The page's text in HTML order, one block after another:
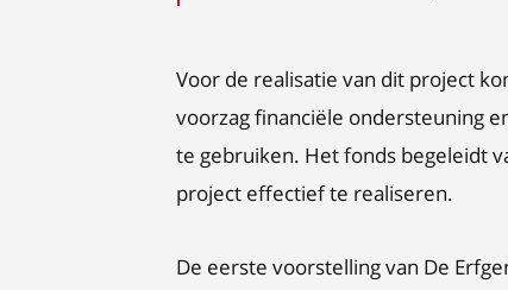
Voor de realisatie van dit project
voorzag financiële ondersteuning
te gebruiken. Het fonds begeleidt
project effectief te realiseren.
De eerste voorstelling van De